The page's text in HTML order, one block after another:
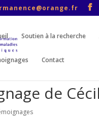
Soutien à la recherche
Contact
de